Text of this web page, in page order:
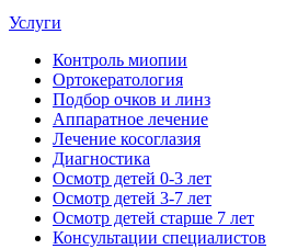
Услуги
Контроль миопии
Ортокератология
Подбор очков и линз
Аппаратное лечение
Лечение косоглазия
Диагностика
Осмотр детей 0-3 лет
Осмотр детей 3-7 лет
Осмотр детей старше 7 лет
Консультации специалистов